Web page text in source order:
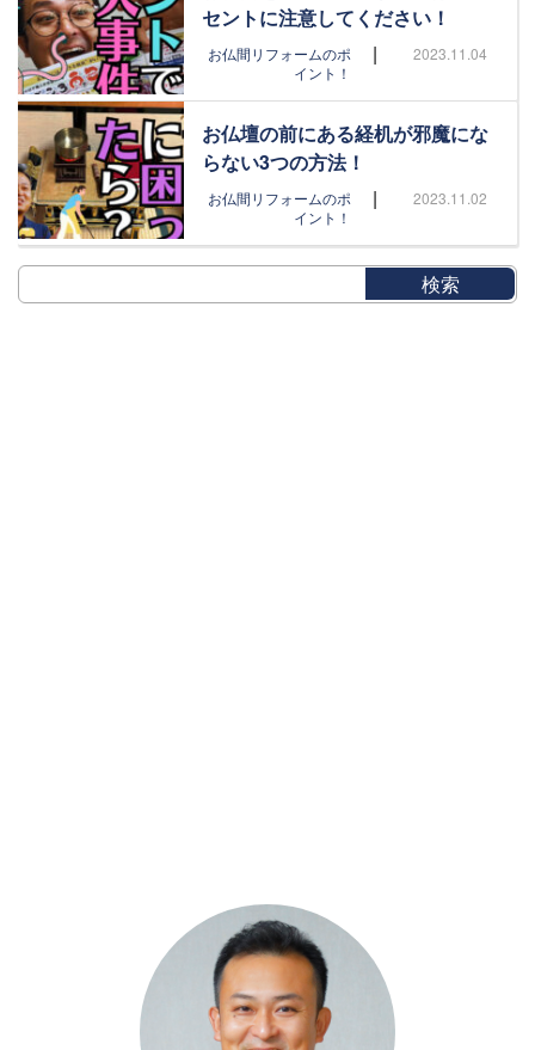
セントに注意してください！
お仏間リフォームのポ
イント！
| 2023.11.04
お仏壇の前にある経机が邪魔にな
らない3つの方法！
お仏間リフォームのポ
イント！
| 2023.11.02